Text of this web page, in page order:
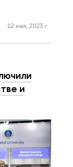
12 мая, 2023 г.
и